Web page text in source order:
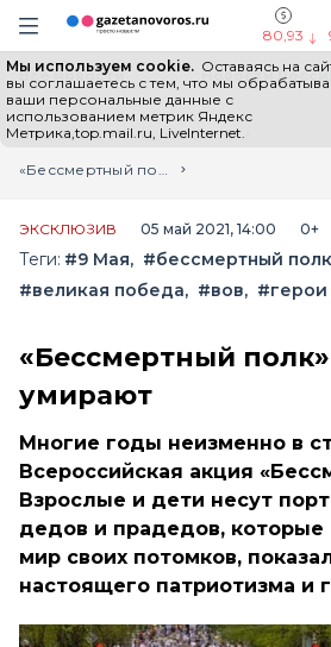
Информационный портал
Навигация сайта
80,93
Мы используем cookie. Оставаясь на
вы соглашаетесь с тем, что мы
ваши персональные данные с
использованием метрик Яндекс
Метрика,top.mail.ru, LiveInternet.
Все новости Новости
Главная
Лента новостей
«Бессмертный полк» — герои не умирают
ЭКСКЛЮЗИВ 05 май 2021, 14:00 0+
Теги: #9 Мая
#бессмертный полк
#великая победа
#вов #герои
«Бессмертный
умирают
Многие годы неизменно в
Всероссийская акция
Взрослые и дети несут
дедов и прадедов, которые
мир своих потомков,
настоящего патриотизма и